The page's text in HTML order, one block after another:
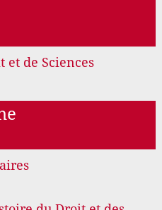
et de Sciences